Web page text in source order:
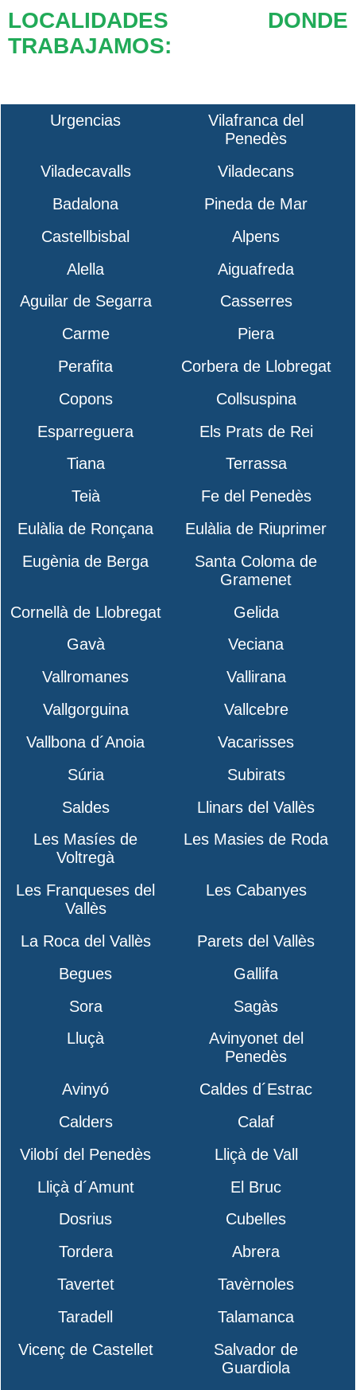
LOCALIDADES DONDE
TRABAJAMOS:
Urgencias
Vilafranca del
Penedès
Viladecavalls
Viladecans
Badalona
Pineda de Mar
Castellbisbal
Alpens
Alella
Aiguafreda
Aguilar de Segarra
Casserres
Carme
Piera
Perafita
Corbera de Llobregat
Copons
Collsuspina
Esparreguera
Els Prats de Rei
Tiana
Terrassa
Teià
Fe del Penedès
Eulàlia de Ronçana
Eulàlia de Riuprimer
Eugènia de Berga
Santa Coloma de
Gramenet
Cornellà de Llobregat
Gelida
Gavà
Veciana
Vallromanes
Vallirana
Vallgorguina
Vallcebre
Vallbona d´Anoia
Vacarisses
Súria
Subirats
Saldes
Llinars del Vallès
Les Masíes de
Voltregà
Les Masies de Roda
Les Franqueses del
Vallès
Les Cabanyes
La Roca del Vallès
Parets del Vallès
Begues
Gallifa
Sora
Sagàs
Lluçà
Avinyonet del
Penedès
Avinyó
Caldes d´Estrac
Calders
Calaf
Vilobí del Penedès
Lliçà de Vall
Lliçà d´Amunt
El Bruc
Dosrius
Cubelles
Tordera
Abrera
Tavertet
Tavèrnoles
Taradell
Talamanca
Vicenç de Castellet
Salvador de
Guardiola